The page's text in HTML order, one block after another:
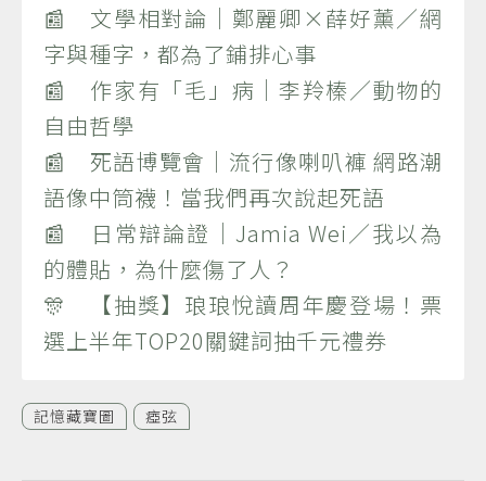
📰 文學相對論｜鄭麗卿×薛好薰／網
字與種字，都為了鋪排心事
📰 作家有「毛」病｜李羚榛／動物的
自由哲學
📰 死語博覽會｜流行像喇叭褲 網路潮
語像中筒襪！當我們再次說起死語
📰 日常辯論證｜Jamia Wei／我以為
的體貼，為什麼傷了人？
🎊 【抽獎】琅琅悅讀周年慶登場！票
選上半年TOP20關鍵詞抽千元禮券
記憶藏寶圖 瘂弦